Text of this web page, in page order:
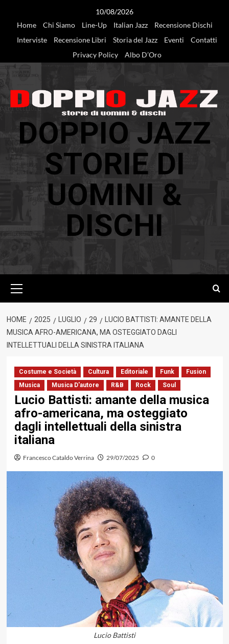
10/08/2026
Home
Chi Siamo Line-Up Italian Jazz
Recensione Dischi
Interviste
Recensione Libri Storia del Jazz Eventi
Contatti
Privacy Policy
Albo D’Oro
DOPPIO JAZZ
STORIE DI
UOMINI &
DISCHI
principale
HOME 2025 LUGLIO 29
LUCIO BATTISTI: AMANTE DELLA
MUSICA AFRO-AMERICANA, MA OSTEGGIATO DAGLI
INTELLETTUALI DELLA SINISTRA ITALIANA
Costume e Società Cultura Editoriale Funk
Fusion
Musica
Musica D'autore R&B Rock Soul
Lucio Battisti: amante della musica
afro-americana, ma osteggiato
dagli intellettuali della sinistra
italiana
Francesco Cataldo Verrina 29/07/2025 0
Lucio Battisti